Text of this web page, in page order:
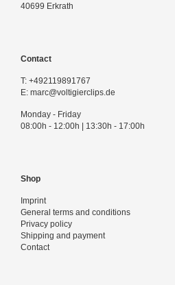
40699 Erkrath
Contact
T: +492119891767
E: marc@voltigierclips.de
Monday - Friday
08:00h - 12:00h | 13:30h - 17:00h
Shop
Imprint
General terms and conditions
Privacy policy
Shipping and payment
Contact